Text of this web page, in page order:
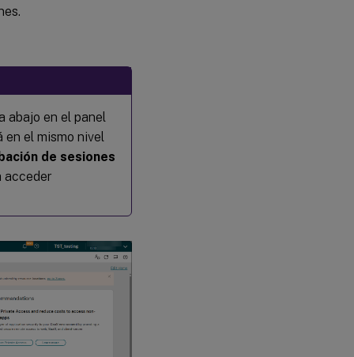
abajo en el panel
en el mismo nivel
de sesiones
acceder